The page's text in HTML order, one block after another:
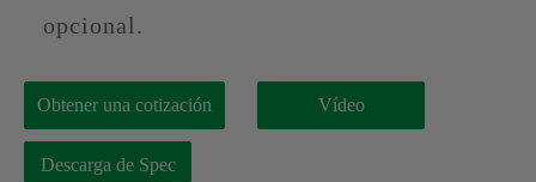
opcional.
Obtener una cotización Vídeo
Descarga de Spec